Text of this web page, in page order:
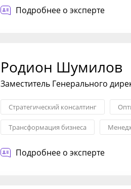
Юридическая экспертиза
Подробнее о эксперте
Родион Шумилов
Заместитель Генерального
Стратегический консалтинг
Трансформация бизнеса
Внедрение инноваций
Подробнее о эксперте